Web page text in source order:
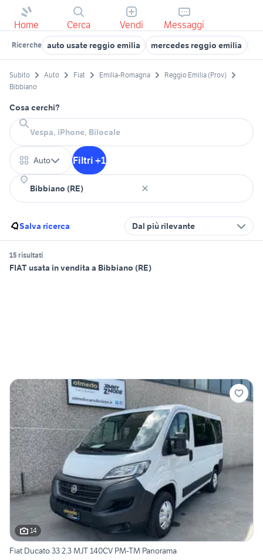
Home Cerca Vendi Messaggi
Ricerche auto usate reggio emilia mercedes reggio emilia
Subito Auto Fiat Emilia-Romagna
Reggio Emilia (Prov)
Bibbiano
Cosa cerchi?
Auto Filtri +1
Salva ricerca Dal più rilevante
15 risultati
FIAT usata in vendita a Bibbiano (RE)
14
Fiat Ducato 33 2.3 MJT 140CV PM-TM Panorama